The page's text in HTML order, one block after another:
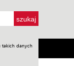
takich danych